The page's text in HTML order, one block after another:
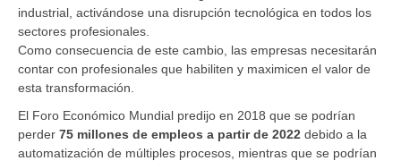
industrial, activándose una disrupción tecnológica en todos los
sectores profesionales.
Como consecuencia de este cambio, las empresas necesitarán
contar con profesionales que habiliten y maximicen el valor de
esta transformación.
El Foro Económico Mundial predijo en 2018 que se podrían
perder 75 millones de empleos a partir de 2022 debido a la
automatización de múltiples procesos, mientras que se podrían